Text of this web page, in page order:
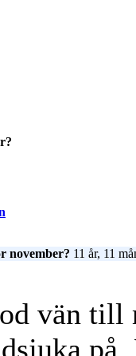
november? 11 år, 11
vän till